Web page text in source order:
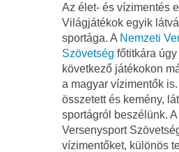
Az élet- és vízimentés
Világjátékok egyik
sportága. A Nemzeti
Szövetség főtitkára
következő játékokon
a magyar vízimentők
összetett és kemény,
sportágról beszélünk.
Versenysport
vízimentőket, különös